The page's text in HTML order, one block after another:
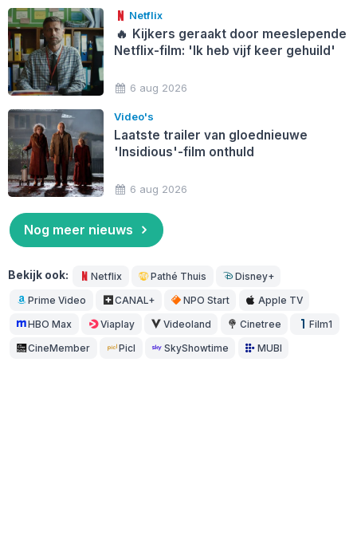
Netflix
🔥 Kijkers geraakt door meeslepende
Netflix-film: 'Ik heb vijf keer gehuild'
6 aug 2026
Video's
Laatste trailer van gloednieuwe
'Insidious'-film onthuld
6 aug 2026
Nog meer nieuws
Bekijk ook: Netflix Pathé Thuis Disney+
Prime Video CANAL+ NPO Start Apple TV
HBO Max Viaplay Videoland Cinetree Film1
CineMember Picl SkyShowtime MUBI